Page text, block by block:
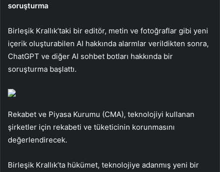
soruşturma
Birleşik Krallık’taki bir editör, metin ve fotoğraflar gibi yeni
içerik oluşturabilen AI hakkında alarmlar verildikten sonra,
ChatGPT ve diğer AI sohbet botları hakkında bir
soruşturma başlattı.
Rekabet ve Piyasa Kurumu (CMA), teknolojiyi kullanan
şirketler için rekabeti ve tüketicinin korunmasını
değerlendirecek.
Birleşik Krallık’ta hükümet, teknolojiye adanmış yeni bir